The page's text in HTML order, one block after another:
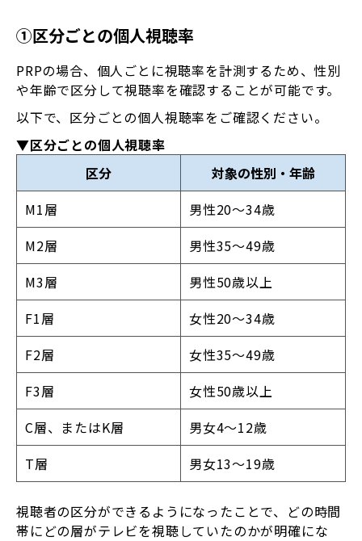
①区分ごとの個人視聴率
PRPの場合、個人ごとに視聴率を計測するため、性別
や年齢で区分して視聴率を確認することが可能です。
以下で、区分ごとの個人視聴率をご確認ください。
▼区分ごとの個人視聴率
区分
対象の性別・年齢
M1層
男性20～34歳
M2層
男性35～49歳
M3層
男性50歳以上
F1層
女性20～34歳
F2層
女性35～49歳
F3層
女性50歳以上
C層、またはK層
男女4～12歳
T層
男女13～19歳
視聴者の区分ができるようになったことで、どの時間
帯にどの層がテレビを視聴していたのかが明確にな